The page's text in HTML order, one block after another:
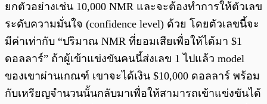
ยกตัวอย่างเช่น 10,000 NMR และจะต้องทำการให้ตัวเลข
ระดับความมั่นใจ (confidence level) ด้วย โดยตัวเลขนี้จะ
มีค่าเท่ากับ “ปริมาณ NMR ที่ยอมเสียเพื่อให้ได้มา $1
ดอลลาร์” ถ้าผู้เข้าแข่งขันคนนี้ส่งเลข 1 ไปแล้ว model
ของเขาผ่านเกณฑ์ เขาจะได้เงิน $10,000 ดอลลาร์ พร้อม
กับเหรียญจำนวนนั้นกลับมาเพื่อให้สามารถเข้าแข่งขันได้